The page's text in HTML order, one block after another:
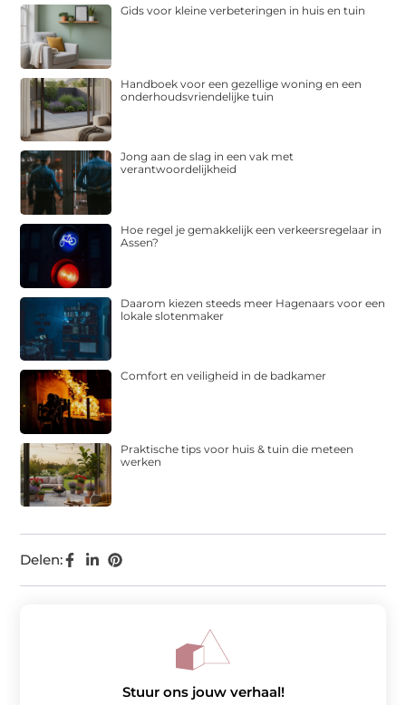
Delen:
Gids voor kleine verbeteringen in huis en tuin
Handboek voor een gezellige woning en een
onderhoudsvriendelijke tuin
Jong aan de slag in een vak met
verantwoordelijkheid
Hoe regel je gemakkelijk een verkeersregelaar in
Assen?
Daarom kiezen steeds meer Hagenaars voor een
lokale slotenmaker
Comfort en veiligheid in de badkamer
Praktische tips voor huis & tuin die meteen
werken
Stuur ons jouw verhaal!